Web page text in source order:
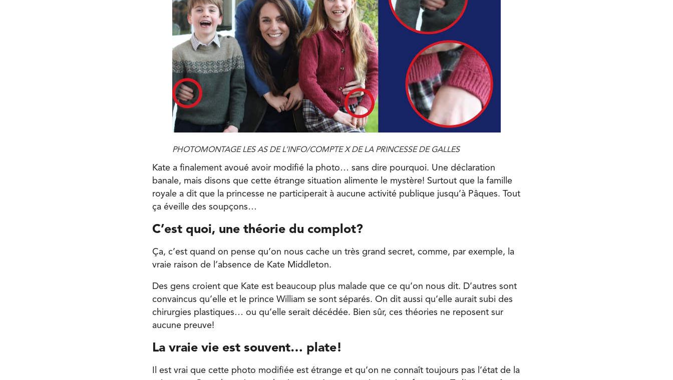
PHOTOMONTAGE LES AS DE L’INFO/COMPTE X DE LA PRINCESSE DE GALLES
Kate a finalement avoué avoir modifié la photo… sans dire pourquoi. Une déclaration
banale, mais disons que cette étrange situation alimente le mystère! Surtout que la famille
royale a dit que la princesse ne participerait à aucune activité publique jusqu’à Pâques. Tout
ça éveille des soupçons…
C’est quoi, une théorie du complot?
Ça, c’est quand on pense qu’on nous cache un très grand secret, comme, par exemple, la
vraie raison de l’absence de Kate Middleton.
Des gens croient que Kate est beaucoup plus malade que ce qu’on nous dit. D’autres sont
convaincus qu’elle et le prince William se sont séparés. On dit aussi qu’elle aurait subi des
chirurgies plastiques… ou qu’elle serait décédée. Bien sûr, ces théories ne reposent sur
aucune preuve!
La vraie vie est souvent… plate!
Il est vrai que cette photo modifiée est étrange et qu’on ne connaît toujours pas l’état de la